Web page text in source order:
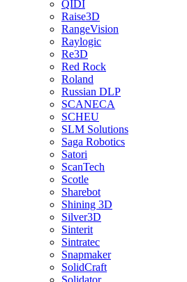
QIDI
Raise3D
RangeVision
Raylogic
Re3D
Red Rock
Roland
Russian DLP
SCANECA
SCHEU
SLM Solutions
Saga Robotics
Satori
ScanTech
Scotle
Sharebot
Shining 3D
Silver3D
Sinterit
Sintratec
Snapmaker
SolidCraft
Solidator